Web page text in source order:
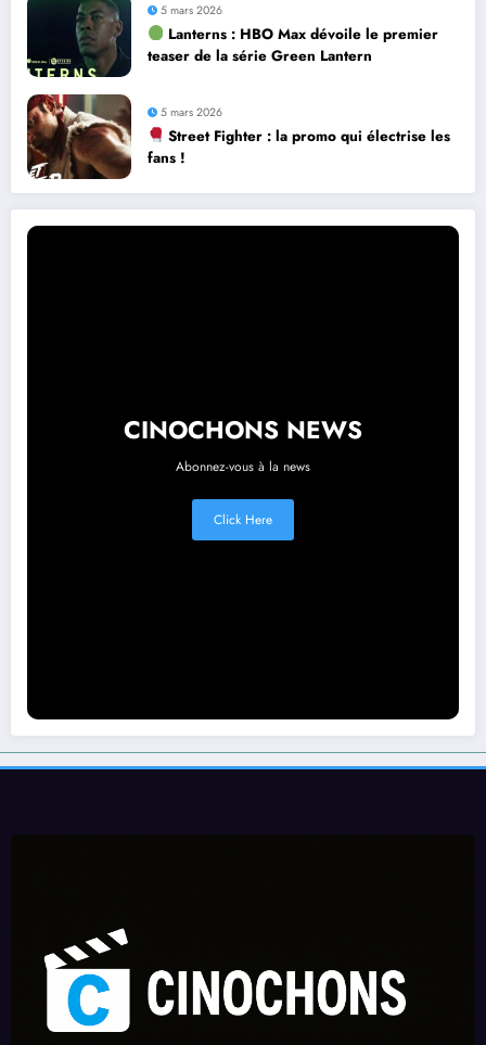
5 mars 2026
Lanterns : HBO Max dévoile le premier
teaser de la série Green Lantern
5 mars 2026
Street Fighter : la promo qui électrise les
fans !
CINOCHONS NEWS
Abonnez-vous à la news
Click Here